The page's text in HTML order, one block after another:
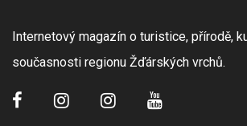
Internetový magazín o turistice, přírodě,
současnosti regionu Žďárských vrchů.